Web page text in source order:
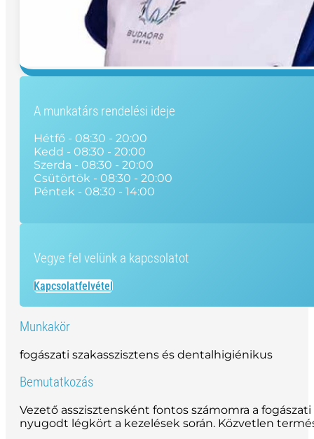
A munkatárs rendelési ideje
Hétfő - 08:30 - 20:00
Kedd - 08:30 - 20:00
Szerda - 08:30 - 20:00
Csütörtök - 08:30 - 20:00
Péntek - 08:30 - 14:00
Vegye fel velünk a kapcsolatot
Kapcsolatfelvétel
Munkakör
fogászati szakasszisztens és dentalhigiénikus
Bemutatkozás
Vezető asszisztensként fontos számomra a
nyugodt légkört a kezelések során. Közvetlen